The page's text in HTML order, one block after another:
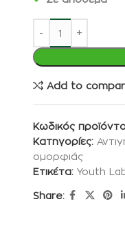
Add to
Κωδικός
Κατηγορίες:
ομορφιάς
Ετικέτα: Youth
Share: